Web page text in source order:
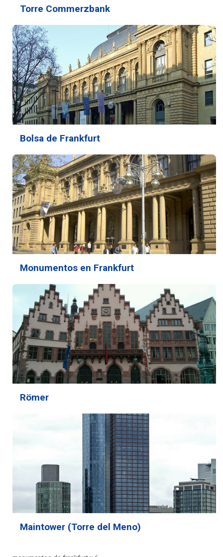
Torre Commerzbank
Bolsa de Frankfurt
Monumentos en Frankfurt
Römer
Maintower (Torre del Meno)